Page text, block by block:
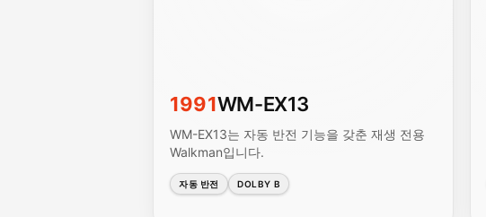
1991WM-EX13
WM-EX13는 자동 반전 기능을 갖춘 재생 전용
Walkman입니다.
자동 반전 DOLBY B